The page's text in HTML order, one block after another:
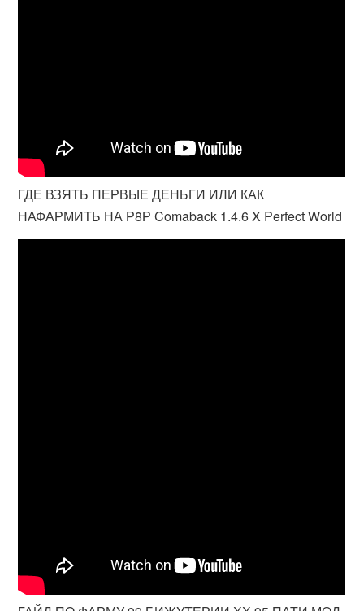
ГДЕ ВЗЯТЬ ПЕРВЫЕ ДЕНЬГИ ИЛИ КАК
НАФАРМИТЬ НА Р8Р Comaback 1.4.6 X Perfect World